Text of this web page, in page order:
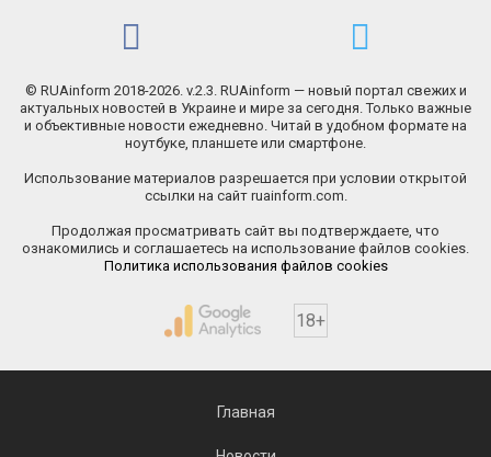
© RUAinform 2018-2026. v.2.3. RUAinform — новый портал свежих и
актуальных новостей в Украине и мире за сегодня. Только важные
и объективные новости ежедневно. Читай в удобном формате на
ноутбуке, планшете или смартфоне.
Использование материалов разрешается при условии открытой
ссылки на сайт ruainform.com.
Продолжая просматривать сайт вы подтверждаете, что
ознакомились и соглашаетесь на использование файлов cookies.
Политика использования файлов cookies
18+
Главная